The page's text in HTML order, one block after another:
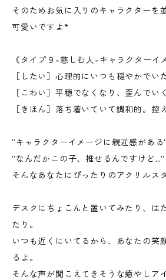
そのためお気に入りのキャラクターを
可愛いですよ*
《タイプ９-慈しむ人-キャラクターイ
［したい］心理的にいつも穏やかでい
［こわい］平穏でなくなり、歪んでい
［きほん］落ち着いていて調和的。控
”キャラクターイメージに親近感がある”
”なんだかこの子、推せるんですけど…”
そんなあなたにぴったりのアクリルス
デスクにちょこんと置いてみたり、は
たり。
いつも近くにいてるから、あなたの笑
るよ。
そんな声が聞こえてきそうな癒やしア